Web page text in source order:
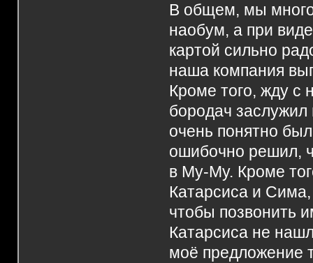
В общем, мы
наобум, а при
картой сильно
наша компания
Кроме того, жду с
бородач
очень понятно
ошибочно решил,
в Му-Му. Кроме
Катарсиса и
чтобы позвонить
Катарсиса не
моё предложение